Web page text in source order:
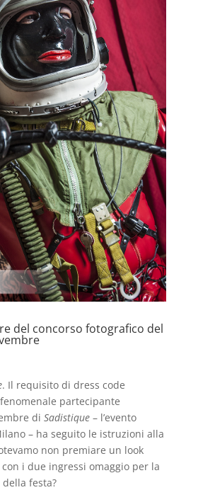
del concorso fotografico del
. Il requisito di dress code
partecipante
di Sadistique– l’evento
– ha seguito le istruzioni alla
non premiare un look
i due ingressi omaggio per la
festa?